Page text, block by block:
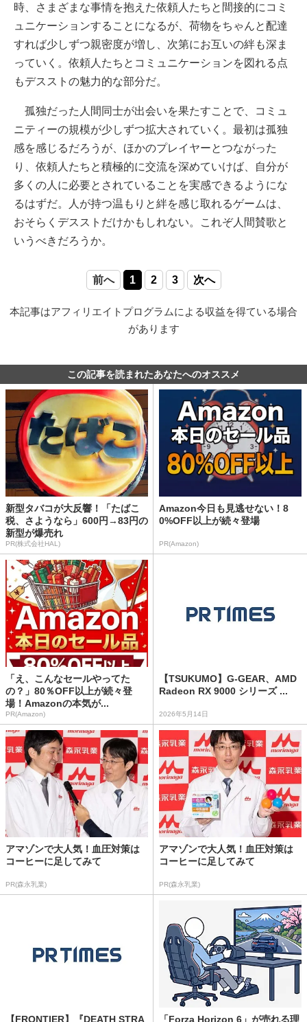
時、さまざまな事情を抱えた依頼人たちと間接的にコミ
ュニケーションすることになるが、荷物をちゃんと配達
すれば少しずつ親密度が増し、次第にお互いの絆も深ま
っていく。依頼人たちとコミュニケーションを図れる点
もデスストの魅力的な部分だ。
孤独だった人間同士が出会いを果たすことで、コミュ
ニティーの規模が少しずつ拡大されていく。最初は孤独
感を感じるだろうが、ほかのプレイヤーとつながった
り、依頼人たちと積極的に交流を深めていけば、自分が
多くの人に必要とされていることを実感できるようにな
るはずだ。人が持つ温もりと絆を感じ取れるゲームは、
おそらくデスストだけかもしれない。これぞ人間賛歌と
いうべきだろうか。
前へ 1 2 3 次へ
本記事はアフィリエイトプログラムによる収益を得ている場合
があります
この記事を読まれたあなたへのオススメ
新型タバコが大反響！「たばこ
税、さようなら」600円→83円の
新型が爆売れ
PR(株式会社HAL)
Amazon今日も見逃せない！8
0%OFF以上が続々登場
PR(Amazon)
「え、こんなセールやってた
の？」80％OFF以上が続々登
場！Amazonの本気が...
PR(Amazon)
【TSUKUMO】G-GEAR、AMD
Radeon RX 9000 シリーズ ...
2026年5月14日
アマゾンで大人気！血圧対策は
コーヒーに足してみて
PR(森永乳業)
アマゾンで大人気！血圧対策は
コーヒーに足してみて
PR(森永乳業)
【FRONTIER】『DEATH STRA 「Forza Horizon 6」が売れる理